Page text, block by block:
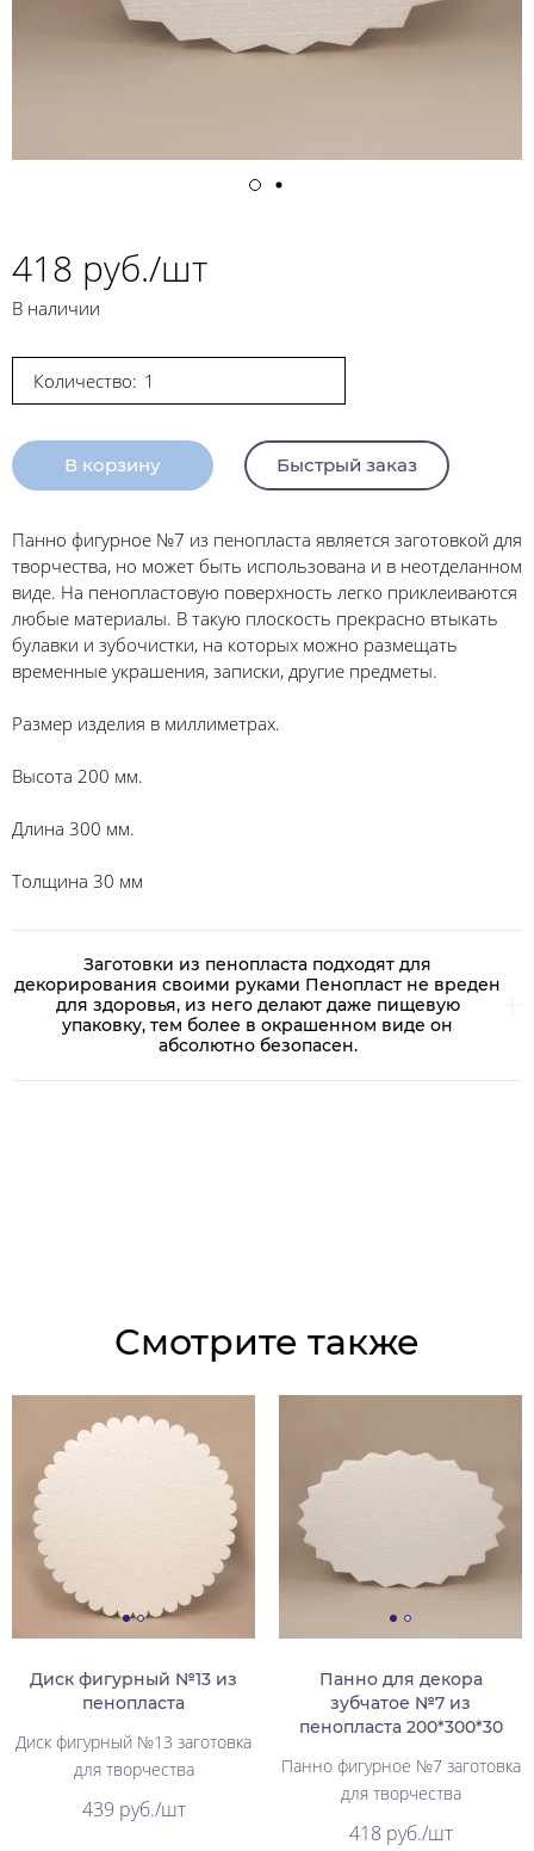
418 руб./шт
В наличии
Количество:
В корзину Быстрый заказ
Панно фигурное №7 из пенопласта является заготовкой для
творчества, но может быть использована и в неотделанном
виде. На пенопластовую поверхность легко приклеиваются
любые материалы. В такую плоскость прекрасно втыкать
булавки и зубочистки, на которых можно размещать
временные украшения, записки, другие предметы.
Размер изделия в миллиметрах.
Высота 200 мм.
Длина 300 мм.
Толщина 30 мм
Заготовки из пенопласта подходят для
декорирования своими руками Пенопласт не вреден
для здоровья, из него делают даже пищевую
упаковку, тем более в окрашенном виде он
абсолютно безопасен.
Смотрите также
Диск фигурный №13 из
пенопласта
Диск фигурный №13 заготовка
для творчества
439 руб./шт
Панно для декора
зубчатое №7 из
пенопласта 200*300*30
Панно фигурное №7 заготовка
для творчества
418 руб./шт